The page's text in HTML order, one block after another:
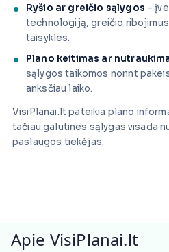
Ryšio ar greičio sąlygos –
technologiją, greičio
taisykles.
Plano keitimas ar
sąlygos taikomos norint
anksčiau laiko.
VisiPlanai.lt pateikia plano
tačiau galutines sąlygas visada
paslaugos tiekėjas.
Apie VisiPlanai.lt